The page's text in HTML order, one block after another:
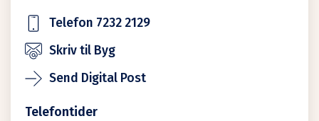
Telefon 7232 2129
Skriv til Byg
Send Digital Post
Telefontider